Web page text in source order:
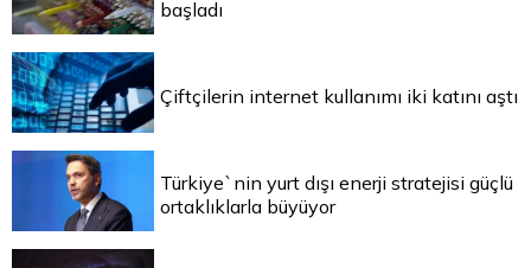
başladı
Çiftçilerin internet kullanımı iki katını aştı
Türkiye`nin yurt dışı enerji stratejisi güçlü
ortaklıklarla büyüyor